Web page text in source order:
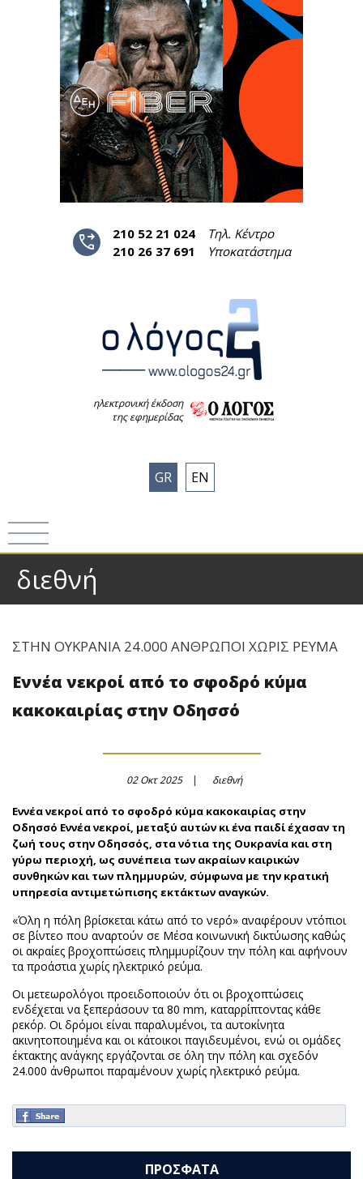
phone_forwarded 210 52 21 024
Τηλ. Κέντρο
210 26 37 691
Υποκατάστημα
ηλεκτρονική έκδοση
της εφημερίδας
GR EN
διεθνή
ΣΤΗΝ ΟΥΚΡΑΝΙΑ 24.000 ΑΝΘΡΩΠΟΙ ΧΩΡΙΣ ΡΕΥΜΑ
Εννέα νεκροί από το σφοδρό κύμα
κακοκαιρίας στην Οδησσό
02 Οκτ 2025 διεθνή
Εννέα νεκροί από το σφοδρό κύμα κακοκαιρίας στην
Οδησσό Εννέα νεκροί, μεταξύ αυτών κι ένα παιδί έχασαν τη
ζωή τους στην Οδησσός, στα νότια της Ουκρανία και στη
γύρω περιοχή, ως συνέπεια των ακραίων καιρικών
συνθηκών και των πλημμυρών, σύμφωνα με την κρατική
υπηρεσία αντιμετώπισης εκτάκτων αναγκών.
«Όλη η πόλη βρίσκεται κάτω από το νερό» αναφέρουν ντόπιοι
σε βίντεο που αναρτούν σε Μέσα κοινωνική δικτύωσης καθώς
οι ακραίες βροχοπτώσεις πλημμυρίζουν την πόλη και αφήνουν
τα προάστια χωρίς ηλεκτρικό ρεύμα.
Οι μετεωρολόγοι προειδοποιούν ότι οι βροχοπτώσεις
ενδέχεται να ξεπεράσουν τα 80 mm, καταρρίπτοντας κάθε
ρεκόρ. Οι δρόμοι είναι παραλυμένοι, τα αυτοκίνητα
ακινητοποιημένα και οι κάτοικοι παγιδευμένοι, ενώ οι ομάδες
έκτακτης ανάγκης εργάζονται σε όλη την πόλη και σχεδόν
24.000 άνθρωποι παραμένουν χωρίς ηλεκτρικό ρεύμα.
ΠΡΟΣΦΑΤΑ